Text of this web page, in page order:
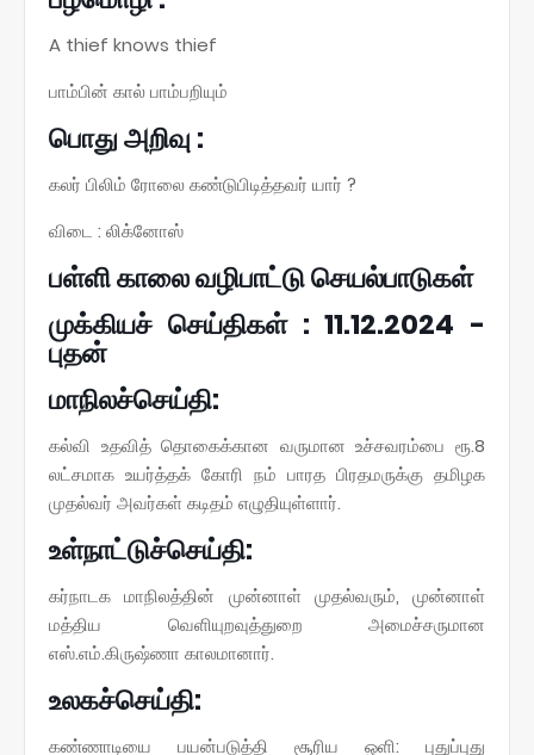
A thief knows thief
பாம்பின் கால் பாம்பறியும்
பொது அறிவு :
கலர் பிலிம் ரோலை கண்டுபிடித்தவர் யார் ?
விடை : லிக்னோஸ்
பள்ளி காலை வழிபாட்டு செயல்பாடுகள்
முக்கியச் செய்திகள் : 11.12.2024 -
புதன்
மாநிலச்செய்தி:
கல்வி உதவித் தொகைக்கான வருமான உச்சவரம்பை ரூ.8
லட்சமாக உயர்த்தக் கோரி நம் பாரத பிரதமருக்கு தமிழக
முதல்வர் அவர்கள் கடிதம் எழுதியுள்ளார்.
உள்நாட்டுச்செய்தி:
கர்நாடக மாநிலத்தின் முன்னாள் முதல்வரும், முன்னாள்
மத்திய வெளியுறவுத்துறை அமைச்சருமான
எஸ்.எம்.கிருஷ்ணா காலமானார்.
உலகச்செய்தி:
கண்ணாடியை பயன்படுத்தி சூரிய ஒளி: புதுப்புது